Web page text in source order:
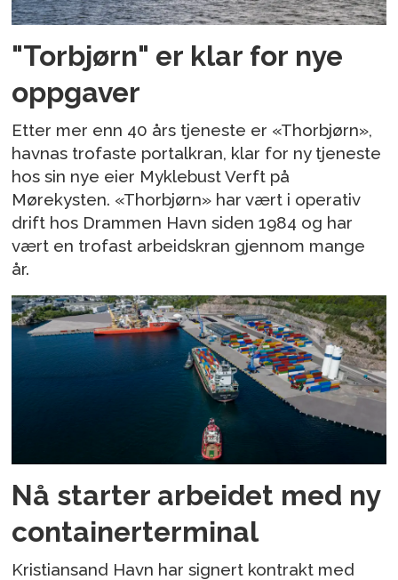
"Torbjørn" er klar for nye
oppgaver
Etter mer enn 40 års tjeneste er «Thorbjørn»,
havnas trofaste portalkran, klar for ny tjeneste
hos sin nye eier Myklebust Verft på
Mørekysten. «Thorbjørn» har vært i operativ
drift hos Drammen Havn siden 1984 og har
vært en trofast arbeidskran gjennom mange
år.
Nå starter arbeidet med ny
containerterminal
Kristiansand Havn har signert kontrakt med